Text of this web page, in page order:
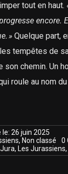
tout en haut.
encore.
»Quelque part,
tempêtes de
son chemin. Un
roule au nom du
le: 26 juin 2025
, Non classé 0
Jura, Les Jurassiens,